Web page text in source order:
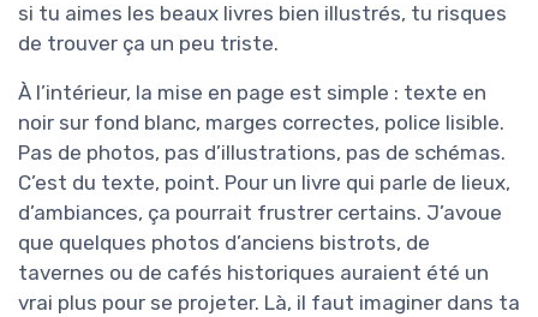
si tu aimes les beaux livres bien illustrés, tu risques
de trouver ça un peu triste.
À l’intérieur, la mise en page est simple : texte en
noir sur fond blanc, marges correctes, police lisible.
Pas de photos, pas d’illustrations, pas de schémas.
C’est du texte, point. Pour un livre qui parle de lieux,
d’ambiances, ça pourrait frustrer certains. J’avoue
que quelques photos d’anciens bistrots, de
tavernes ou de cafés historiques auraient été un
vrai plus pour se projeter. Là, il faut imaginer dans ta